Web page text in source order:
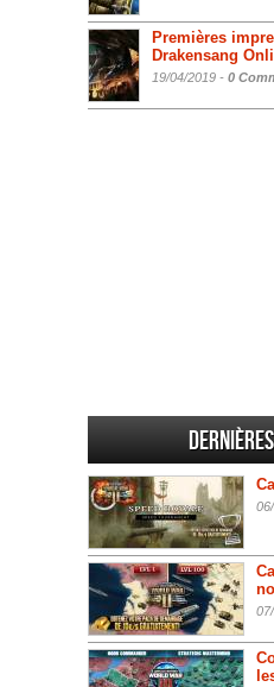
Premières
Drakensang
19/04/2019 - 0